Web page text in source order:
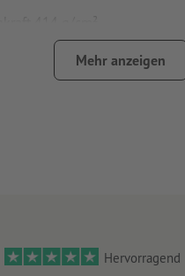
und Pflegehinweise
Mehr anzeigen
Hervorragend